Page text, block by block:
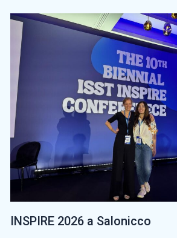
INSPIRE 2026 a Salonicco